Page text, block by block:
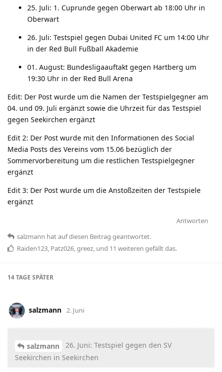
25. Juli: 1. Cuprunde gegen Oberwart ab 18:00 Uhr in
Oberwart
26. Juli: Testspiel gegen Dubai United FC um 14:00 Uhr
in der Red Bull Fußball Akademie
01. August: Bundesligaauftakt gegen Hartberg um
19:30 Uhr in der Red Bull Arena
Edit: Der Post wurde um die Namen der Testspielgegner am
04. und 09. Juli ergänzt sowie die Uhrzeit für das Testspiel
gegen Seekirchen ergänzt
Edit 2: Der Post wurde mit den Informationen des Social
Media Posts des Vereins vom 15.06 bezüglich der
Sommervorbereitung um die restlichen Testspielgegner
ergänzt
Edit 3: Der Post wurde um die Anstoßzeiten der Testspiele
ergänzt
Antworten
salzmann hatauf diesen Beitrag geantwortet.
Raiden123, Patz026,greez, und 11 weiteren gefällt das.
14 TAGE SPÄTER
salzmann 2. Juni
salzmann
26. Juni: Testspiel gegen den SV
Seekirchen in Seekirchen